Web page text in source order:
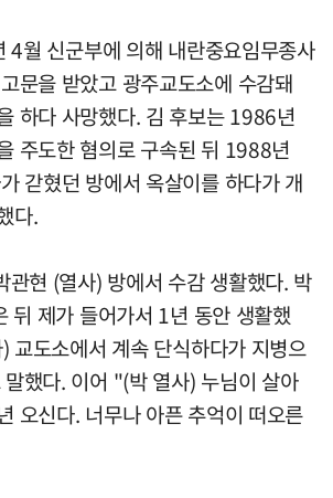
월 신군부에 의해 내란중요임무종사
문을 받았고 광주교도소에 수감돼
하다 사망했다. 김 후보는 1986년
주도한 혐의로 구속된 뒤 1988년
갇혔던 방에서 옥살이를 하다가 개
다.
관현 (열사) 방에서 수감 생활했다. 박
뒤 제가 들어가서 1년 동안 생활했
교도소에서 계속 단식하다가 지병으
했다. 이어 "(박 열사) 누님이 살아
오신다. 너무나 아픈 추억이 떠오른